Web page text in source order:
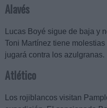
Alavés
Lucas Boyé sigue de baja y
Toni Martínez tiene
jugará contra los azulgranas.
Atlético
Los rojiblancos visitan